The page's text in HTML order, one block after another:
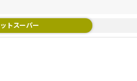
トスーパー